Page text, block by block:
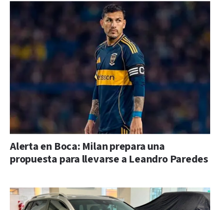
Alerta en Boca: Milan prepara una
propuesta para llevarse a Leandro Paredes